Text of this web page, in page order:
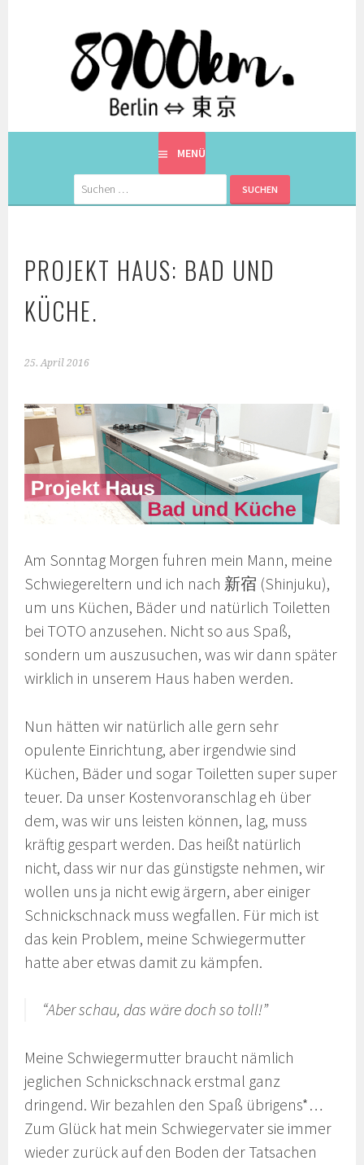
8900KM. BERLIN ⇔ 東京
EINE BERLINERIN IN JAPAN. MIT EINEM JAPANER.
MENÜ
Suchen
nach:
PROJEKT HAUS: BAD UND
KÜCHE.
25. April 2016
Am Sonntag Morgen fuhren mein Mann, meine
Schwiegereltern und ich nach 新宿 (Shinjuku),
um uns Küchen, Bäder und natürlich Toiletten
bei TOTO anzusehen. Nicht so aus Spaß,
sondern um auszusuchen, was wir dann später
wirklich in unserem Haus haben werden.
Nun hätten wir natürlich alle gern sehr
opulente Einrichtung, aber irgendwie sind
Küchen, Bäder und sogar Toiletten super super
teuer. Da unser Kostenvoranschlag eh über
dem, was wir uns leisten können, lag, muss
kräftig gespart werden. Das heißt natürlich
nicht, dass wir nur das günstigste nehmen, wir
wollen uns ja nicht ewig ärgern, aber einiger
Schnickschnack muss wegfallen. Für mich ist
das kein Problem, meine Schwiegermutter
hatte aber etwas damit zu kämpfen.
“Aber schau, das wäre doch so toll!”
Meine Schwiegermutter braucht nämlich
jeglichen Schnickschnack erstmal ganz
dringend. Wir bezahlen den Spaß übrigens*…
Zum Glück hat mein Schwiegervater sie immer
wieder zurück auf den Boden der Tatsachen